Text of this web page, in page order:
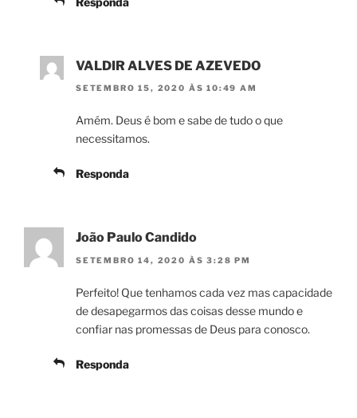
VALDIR ALVES DE AZEVEDO
SETEMBRO 15, 2020 ÀS 10:49 AM
Amém. Deus é bom e sabe de tudo o que
necessitamos.
Responda
João Paulo Candido
SETEMBRO 14, 2020 ÀS 3:28 PM
Perfeito! Que tenhamos cada vez mas capacidade
de desapegarmos das coisas desse mundo e
confiar nas promessas de Deus para conosco.
Responda